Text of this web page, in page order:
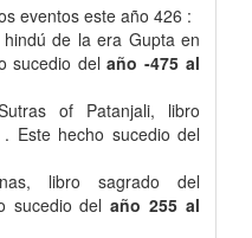
eventos este año 426 :
de la era Gupta en
sucedio del año -475 al
of Patanjali, libro
Este hecho sucedio del
libro sagrado del
sucedio del año 255 al